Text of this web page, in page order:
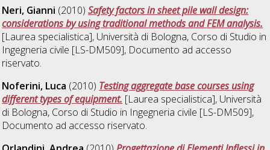
Neri, Gianni (2010)Safety factors in sheet pile wall design:
considerations by using traditional methods and FEM analysis.
[Laurea specialistica], Università di Bologna, Corso di Studio in
Ingegneria civile [LS-DM509], Documento ad accesso
riservato.
Noferini, Luca (2010) Testing aggregate base courses using
different types of equipment. [Laurea specialistica], Università
di Bologna, Corso di Studio in Ingegneria civile [LS-DM509],
Documento ad accesso riservato.